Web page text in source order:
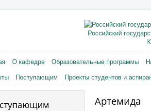
Российский
О кафедре Образовательные программы
Поступающим Проекты студентов и
Артемида